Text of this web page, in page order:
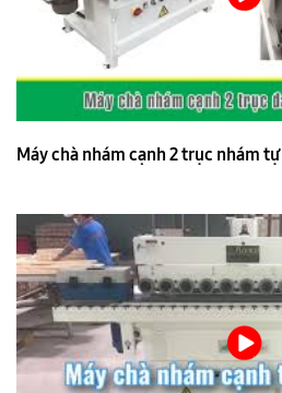
Máy chà nhám cạnh 2 trục nhám tự